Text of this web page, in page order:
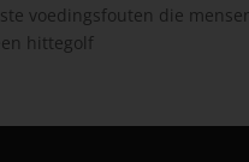
voedingsfouten die
hittegolf